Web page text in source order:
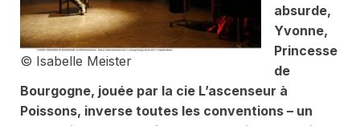
© Isabelle Meister
absurde,
Yvonne,
Princesse
de
Bourgogne, jouée par la cie L’ascenseur à
Poissons, inverse toutes les conventions – un